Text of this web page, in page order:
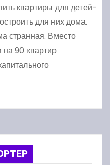
квартиры для детей-
для них дома.
странная. Вместо
на 90 квартир